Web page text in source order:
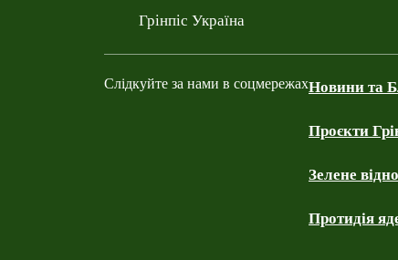
Грінпіс Україна
Слідкуйте за нами в соцмережахНовини та
Проєкти
Зелене
Протидія